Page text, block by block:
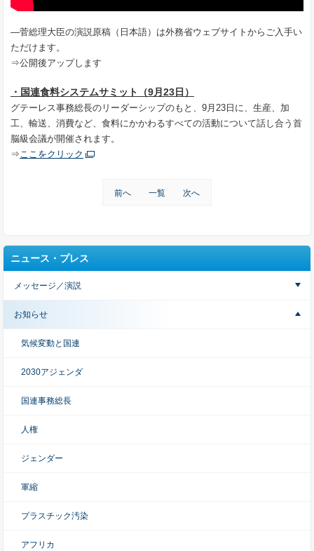
―菅総理大臣の演説原稿（日本語）は外務省ウェブサイトからご入手い
ただけます。
⇒公開後アップします
・国連食料システムサミット（9月23日）
グテーレス事務総長のリーダーシップのもと、9月23日に、生産、加
工、輸送、消費など、食料にかかわるすべての活動について話し合う首
脳級会議が開催されます。
⇒ここをクリック
前へ 一覧 次へ
ニュース・プレス
メッセージ／演説
お知らせ
気候変動と国連
2030アジェンダ
国連事務総長
人権
ジェンダー
軍縮
プラスチック汚染
アフリカ